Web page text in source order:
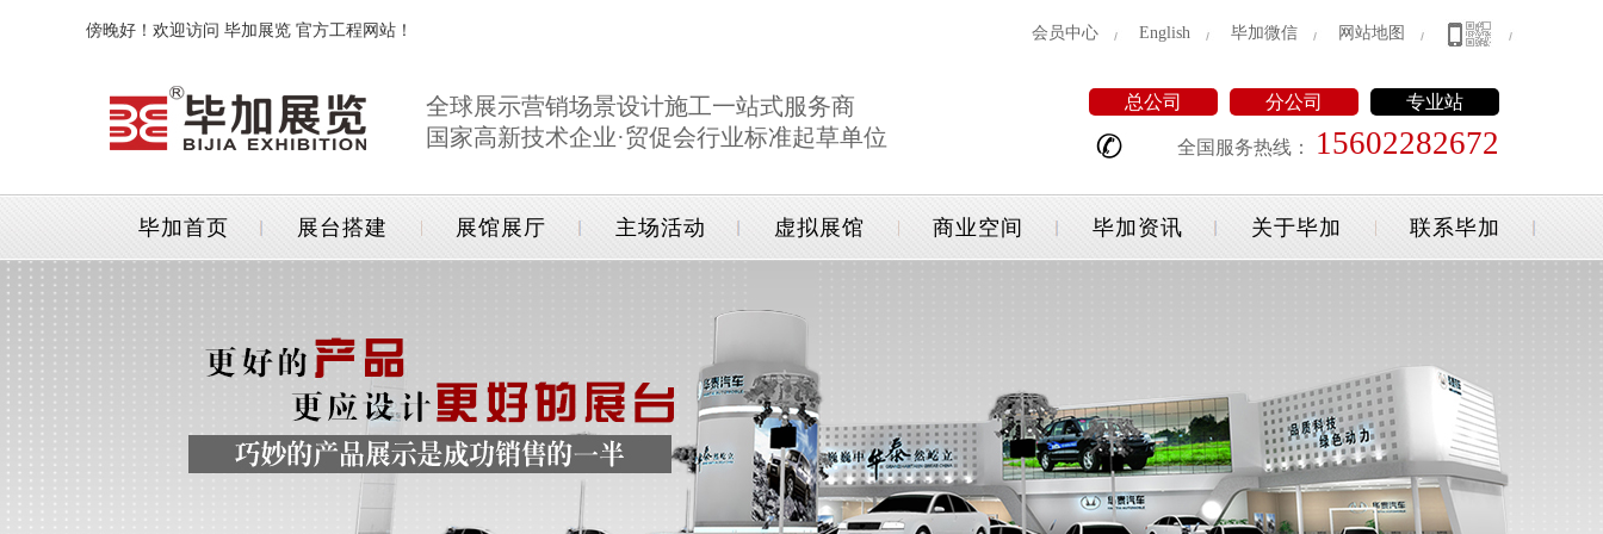
傍晚好！欢迎访问 毕加展览 官方工程网站！ 会员中心 English 毕加微信 网站地图
全球展示营销场景设计施工一站式服务商
国家高新技术企业·贸促会行业标准起草单位
专业站
分公司
总公司
全国服务热线： 15602282672
毕加首页 展台搭建 展馆展厅 主场活动 虚拟展馆 商业空间 毕加资讯 关于毕加 联系毕加